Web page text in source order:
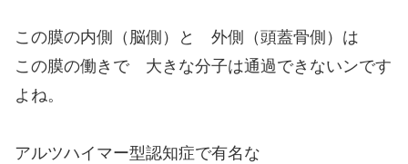
この膜の内側（脳側）と 外側（頭蓋骨側）は
この膜の働きで 大きな分子は通過できないンです
よね。
アルツハイマー型認知症で有名な